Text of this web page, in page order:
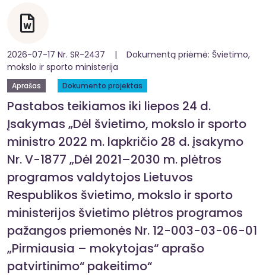
2026-07-17 Nr. SR-2437 | Dokumentą priėmė: Švietimo,
mokslo ir sporto ministerija
Aprašas Dokumento projektas
Pastabos teikiamos iki liepos 24 d.
Įsakymas „Dėl švietimo, mokslo ir sporto
ministro 2022 m. lapkričio 28 d. įsakymo
Nr. V-1877 „Dėl 2021–2030 m. plėtros
programos valdytojos Lietuvos
Respublikos švietimo, mokslo ir sporto
ministerijos švietimo plėtros programos
pažangos priemonės Nr. 12-003-03-06-01
„Pirmiausia – mokytojas“ aprašo
patvirtinimo“ pakeitimo“